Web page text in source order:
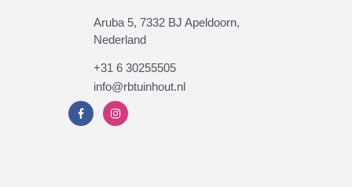
Aruba 5, 7332 BJ Apeldoorn,
Nederland
+31 6 30255505
info@rbtuinhout.nl